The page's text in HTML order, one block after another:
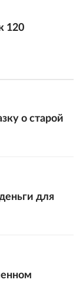
120
о старой
для